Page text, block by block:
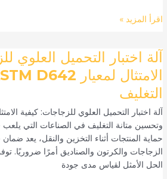
لمعيار
ISO
للتغليف
اقرأ المزيد »
آلة اختبار التحميل العلوي
التغليف
وتحسين متانة التغليف في الصناعات التي يلعب
حماية المنتجات أثناء التخزين والنقل، يعد
الزجاجات والكرتون والصناديق أمرًا ضروريًا.
الحل الأمثل لقياس مدى جودة
آلة
اختبار
التحميل
العلوي
للزجاجات:
الامتثال
لمعيار
ASTM
D642